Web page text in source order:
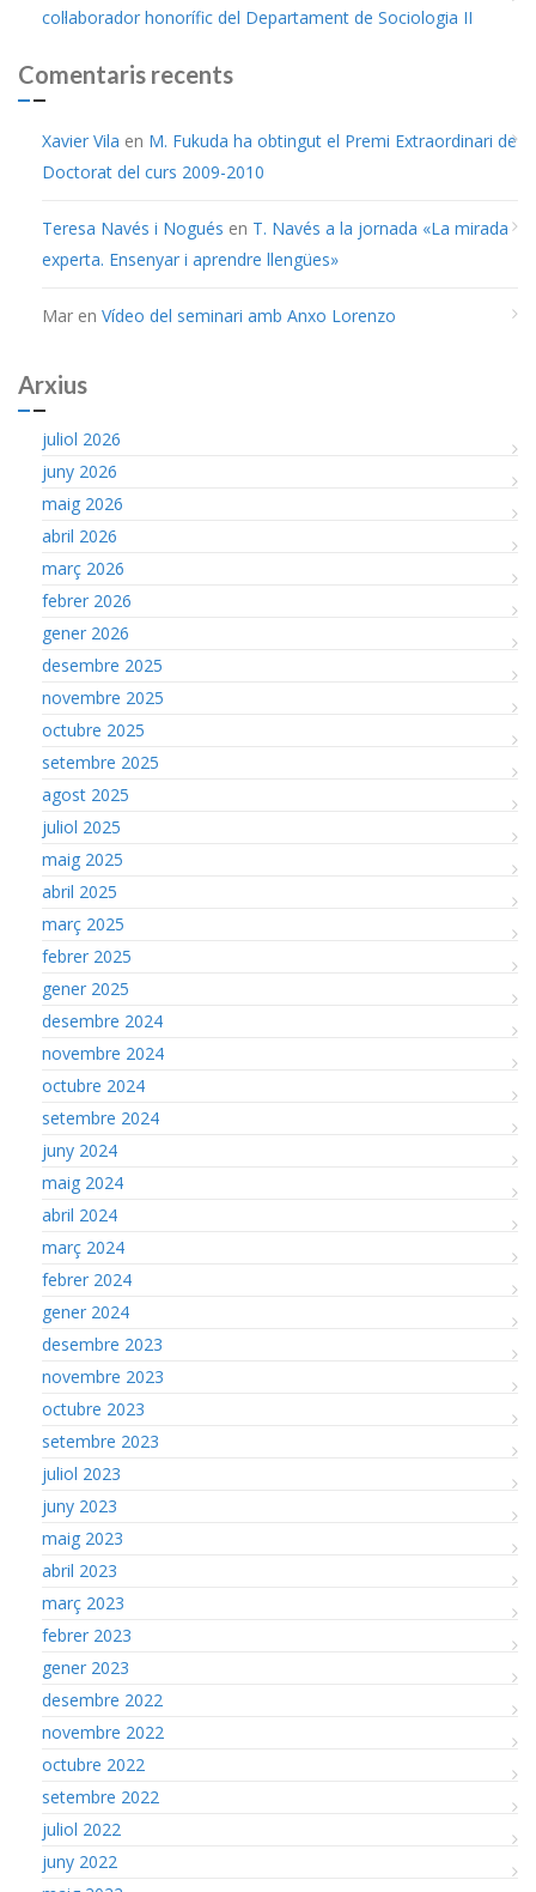
col·laborador honorífic del Departament de Sociologia II
Comentaris recents
Xavier Vila en M. Fukuda ha obtingut el Premi Extraordinari de
Doctorat del curs 2009-2010
Teresa Navés i Nogués en T. Navés a la jornada «La mirada
experta. Ensenyar i aprendre llengües»
Mar en Vídeo del seminari amb Anxo Lorenzo
Arxius
juliol 2026
juny 2026
maig 2026
abril 2026
març 2026
febrer 2026
gener 2026
desembre 2025
novembre 2025
octubre 2025
setembre 2025
agost 2025
juliol 2025
maig 2025
abril 2025
març 2025
febrer 2025
gener 2025
desembre 2024
novembre 2024
octubre 2024
setembre 2024
juny 2024
maig 2024
abril 2024
març 2024
febrer 2024
gener 2024
desembre 2023
novembre 2023
octubre 2023
setembre 2023
juliol 2023
juny 2023
maig 2023
abril 2023
març 2023
febrer 2023
gener 2023
desembre 2022
novembre 2022
octubre 2022
setembre 2022
juliol 2022
juny 2022